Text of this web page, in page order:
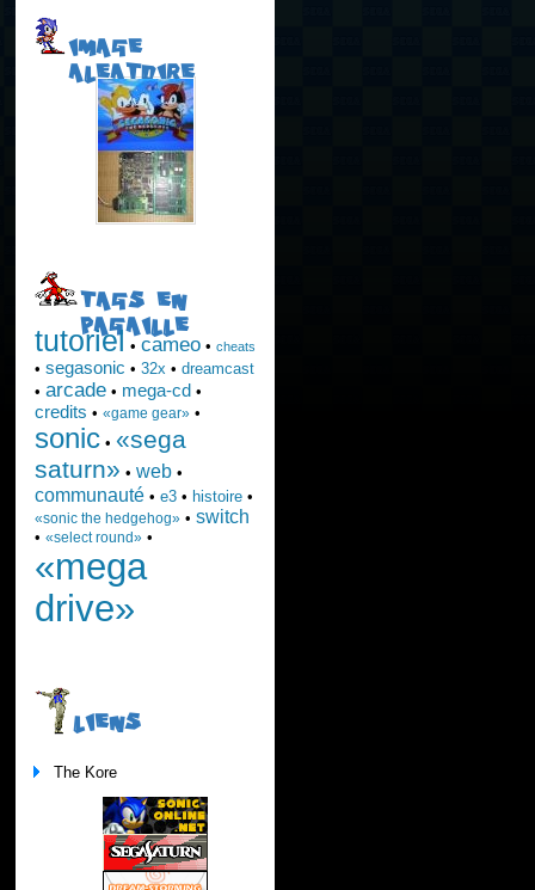
IMAGE
ALEATOIRE
TAGS EN
PAGAILLE
tutoriel • cameo• cheats
• segasonic • 32x • dreamcast
• arcade• mega-cd •
credits • «game gear»•
sonic• «sega
saturn» • web•
communauté• e3• histoire•
«sonic the hedgehog»• switch
• «select round»•
«mega
drive»
LIENS
The Kore